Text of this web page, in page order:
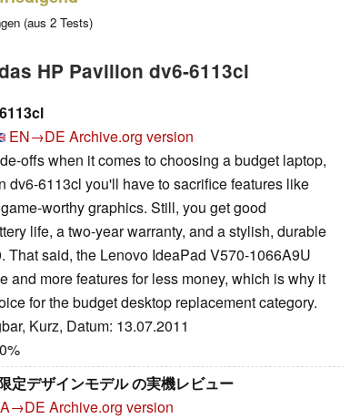
(aus 2 Tests)
HP Pavilion dv6-6113cl
EN→DE Archive.org version
offs when it comes to choosing a budget laptop,
dv6-6113cl you'll have to sacrifice features like
worthy graphics. Still, you get good
life, a two-year warranty, and a stylish, durable
That said, the Lenovo IdeaPad V570-1066A9U
and more features for less money, which is why it
for the budget desktop replacement category.
Kurz, Datum: 13.07.2011
定デザインモデル の実機レビュー
Archive.org version